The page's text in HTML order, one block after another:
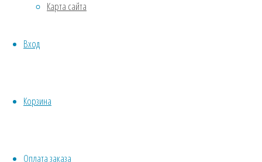
Карта сайта
Вход
Корзина
Оплата заказа
размер
Водные
Весь перечень семян магазина